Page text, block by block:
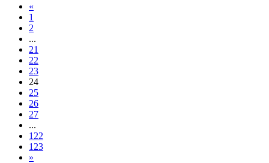
«
1
2
...
21
22
23
24
25
26
27
...
122
123
»